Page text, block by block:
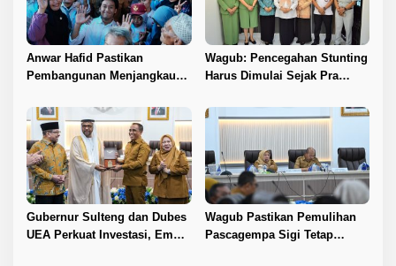
Anwar Hafid Pastikan
Pembangunan Menjangkau
Wagub: Pencegahan Stunting
Harus Dimulai Sejak Pra
Gubernur Sulteng dan Dubes
UEA Perkuat Investasi, Empat
Wagub Pastikan Pemulihan
Pascagempa Sigi Tetap